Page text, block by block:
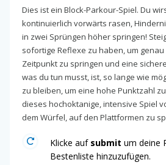
Dies ist ein Block-Parkour-Spiel. Du
kontinuierlich vorwärts rasen,
in zwei Sprüngen höher springen!
sofortige Reflexe zu haben, um
Zeitpunkt zu springen und eine
was du tun musst, ist, so lange wie
zu bleiben, um eine hohe Punktzahl
dieses hochoktanige, intensive Spiel
dem Würfel, auf den Plattformen zu
Klicke auf submit um deine
Bestenliste hinzuzufügen.